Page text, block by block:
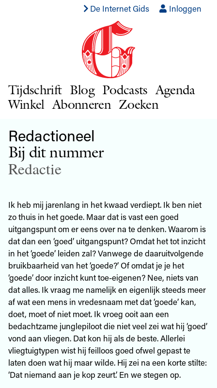
De Internet Gids Inloggen
Tijdschrift Blog Podcasts Agenda
Winkel Abonneren Zoeken
Redactioneel
Bij dit nummer
Redactie
Ik heb mij jarenlang in het kwaad verdiept. Ik ben niet
zo thuis in het goede. Maar dat is vast een goed
uitgangspunt om er eens over na te denken. Waarom is
dat dan een ‘goed’ uitgangspunt? Omdat het tot inzicht
in het ‘goede’ leiden zal? Vanwege de daaruitvolgende
bruikbaarheid van het ‘goede?’ Of omdat je je het
‘goede’ door inzicht kunt toe-eigenen? Nee, niets van
dat alles. Ik vraag me namelijk en eigenlijk steeds meer
af wat een mens in vredesnaam met dat ‘goede’ kan,
doet, moet of niet moet. Ik vroeg ooit aan een
bedachtzame junglepiloot die niet veel zei wat hij ‘goed’
vond aan vliegen. Dat kon hij als de beste. Allerlei
vliegtuigtypen wist hij feilloos goed ofwel gepast te
laten doen wat hij maar wilde. Hij zei na een korte stilte:
‘Dat niemand aan je kop zeurt.’ En we stegen op.